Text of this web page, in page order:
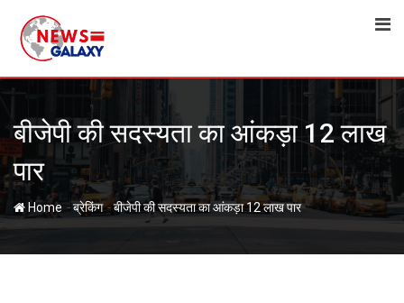
content
बीजेपी की सदस्यता का आंकड़ा 12 लाख
पार
Home -ब्रेकिंग-बीजेपी की सदस्यता का आंकड़ा 12 लाख पार